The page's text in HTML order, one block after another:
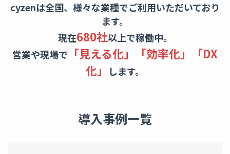
cyzenは全国、様々な業種でご利用いただいており
ます。
現在680社以上で稼働中。
営業や現場で 「見える化」「効率化」「DX
化」
します。
導入事例一覧